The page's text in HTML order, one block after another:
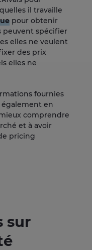
il travaille
pour obtenir
peuvent spécifier
elles ne veulent
des prix
elles ne
fournies
également en
comprendre
et à avoir
pricing
sur